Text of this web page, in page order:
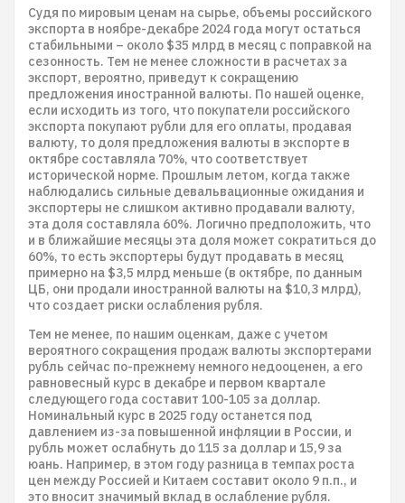
Судя по мировым ценам на сырье, объемы российского
экспорта в ноябре-декабре 2024 года могут остаться
стабильными – около $35 млрд в месяц с поправкой на
сезонность. Тем не менее сложности в расчетах за
экспорт, вероятно, приведут к сокращению
предложения иностранной валюты. По нашей оценке,
если исходить из того, что покупатели российского
экспорта покупают рубли для его оплаты, продавая
валюту, то доля предложения валюты в экспорте в
октябре составляла 70%, что соответствует
исторической норме. Прошлым летом, когда также
наблюдались сильные девальвационные ожидания и
экспортеры не слишком активно продавали валюту,
эта доля составляла 60%. Логично предположить, что
и в ближайшие месяцы эта доля может сократиться до
60%, то есть экспортеры будут продавать в месяц
примерно на $3,5 млрд меньше (в октябре, по данным
ЦБ, они продали иностранной валюты на $10,3 млрд),
что создает риски ослабления рубля.
Тем не менее, по нашим оценкам, даже с учетом
вероятного сокращения продаж валюты экспортерами
рубль сейчас по-прежнему немного недооценен, а его
равновесный курс в декабре и первом квартале
следующего года составит 100-105 за доллар.
Номинальный курс в 2025 году останется под
давлением из-за повышенной инфляции в России, и
рубль может ослабнуть до 115 за доллар и 15,9 за
юань. Например, в этом году разница в темпах роста
цен между Россией и Китаем составит около 9 п.п., и
это вносит значимый вклад в ослабление рубля.